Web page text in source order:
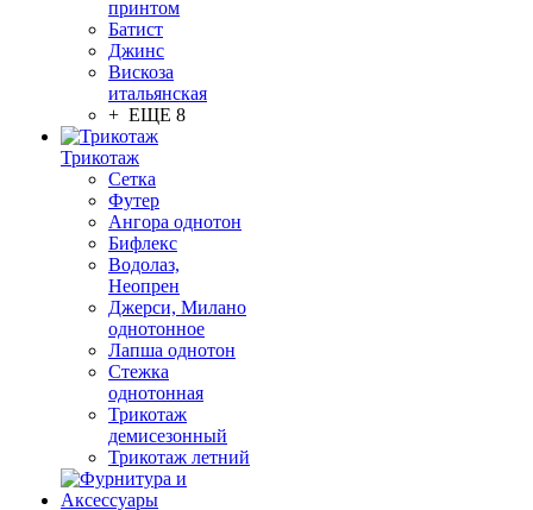
принтом
Батист
Джинс
Вискоза
итальянская
+ ЕЩЕ 8
Трикотаж
Сетка
Футер
Ангора однотон
Бифлекс
Водолаз,
Неопрен
Джерси, Милано
однотонное
Лапша однотон
Стежка
однотонная
Трикотаж
демисезонный
Трикотаж летний